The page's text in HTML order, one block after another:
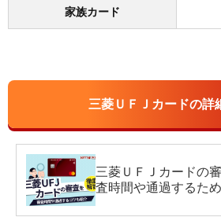
家族カード
三菱ＵＦＪカードの詳
三菱ＵＦＪカードの
査時間や通過するた